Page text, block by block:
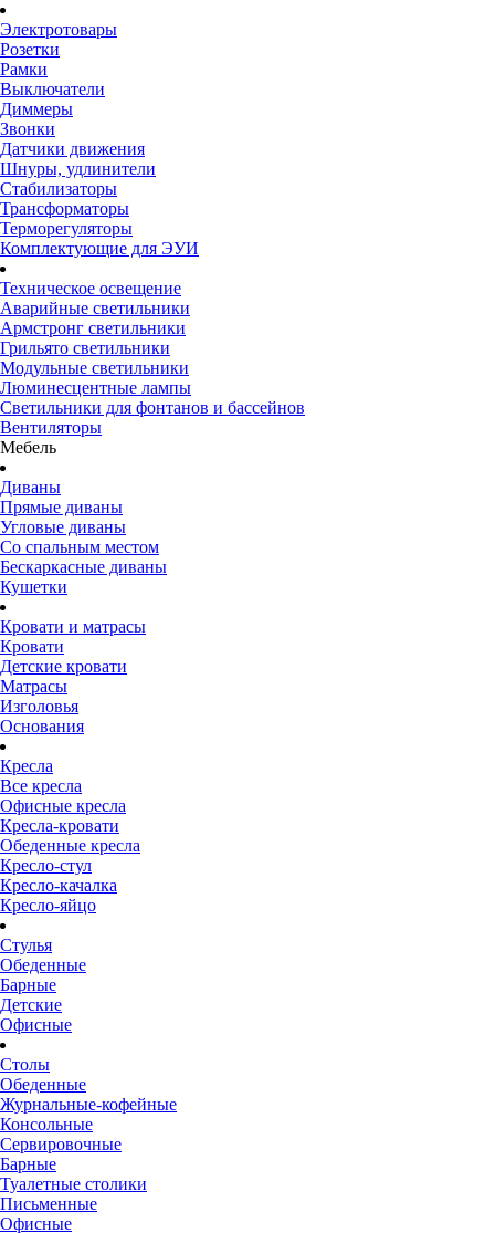
Электротовары
Розетки
Рамки
Выключатели
Диммеры
Звонки
Датчики движения
Шнуры, удлинители
Стабилизаторы
Трансформаторы
Терморегуляторы
Комплектующие для ЭУИ
Техническое освещение
Аварийные светильники
Армстронг светильники
Грильято светильники
Модульные светильники
Люминесцентные лампы
Светильники для фонтанов и бассейнов
Вентиляторы
Мебель
Диваны
Прямые диваны
Угловые диваны
Со спальным местом
Бескаркасные диваны
Кушетки
Кровати и матрасы
Кровати
Детские кровати
Матрасы
Изголовья
Основания
Кресла
Все кресла
Офисные кресла
Кресла-кровати
Обеденные кресла
Кресло-стул
Кресло-качалка
Кресло-яйцо
Стулья
Обеденные
Барные
Детские
Офисные
Столы
Обеденные
Журнальные-кофейные
Консольные
Сервировочные
Барные
Туалетные столики
Письменные
Офисные